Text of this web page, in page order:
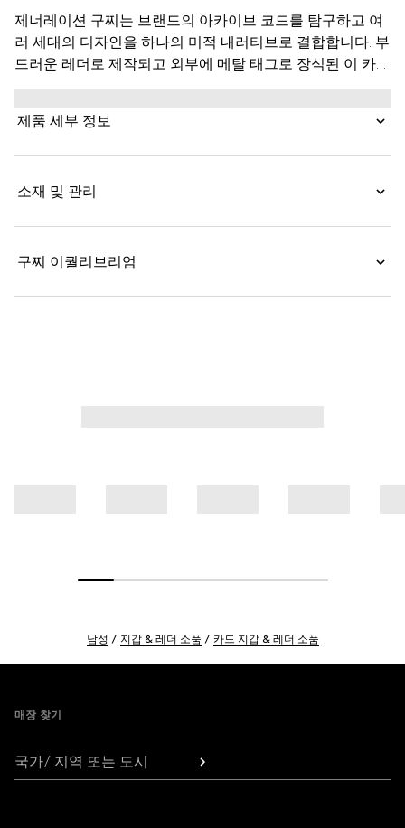
제너레이션 구찌는 브랜드의 아카이브 코드를 탐구하고 여
러 세대의 디자인을 하나의 미적 내러티브로 결합합니다. 부
드러운 레더로 제작되고 외부에 메탈 태그로 장식된 이 카드
제품 세부 정보
소재 및 관리
구찌 이퀄리브리엄
남성 지갑 & 레더 소품 카드 지갑 & 레더 소품
매장 찾기
국가/ 지역 또는 도시